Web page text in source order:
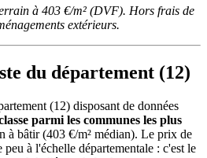
à 403 €/m² (DVF). Hors frais de
extérieurs.
du département (12)
(12) disposant de données
parmi les communes les plus
à bâtir (403 €/m² médian). Le prix de
à l'échelle départementale : c'est le